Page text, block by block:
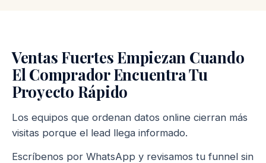
Ventas Fuertes Empiezan Cuando
El Comprador Encuentra Tu
Proyecto Rápido
Los equipos que ordenan datos online cierran más
visitas porque el lead llega informado.
Escríbenos por WhatsApp y revisamos tu funnel sin